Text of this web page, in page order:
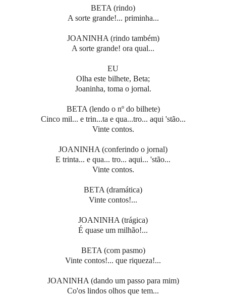
BETA (rindo)
A sorte grande!... priminha...
JOANINHA (rindo também)
A sorte grande! ora qual...
EU
Olha este bilhete, Beta;
Joaninha, toma o jornal.
BETA (lendo o nº do bilhete)
Cinco mil... e trin...ta e qua...tro... aqui 'stão...
Vinte contos.
JOANINHA (conferindo o jornal)
E trinta... e qua... tro... aqui... 'stão...
Vinte contos.
BETA (dramática)
Vinte contos!...
JOANINHA (trágica)
É quase um milhão!...
BETA (com pasmo)
Vinte contos!... que riqueza!...
JOANINHA (dando um passo para mim)
Co'os lindos olhos que tem...